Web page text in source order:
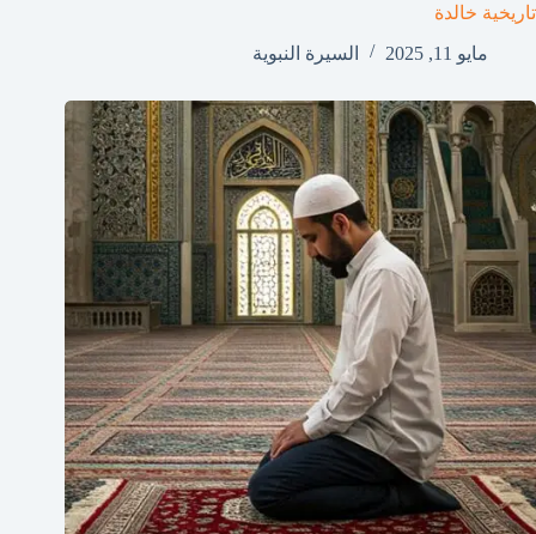
تاريخية خالدة
مايو 11, 2025
السيرة النبوية